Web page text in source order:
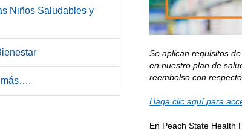
Niños Saludables y
más….
Se aplican requisitos
en nuestro plan de
reembolso con
Haga clic aquí para
En Peach State Health